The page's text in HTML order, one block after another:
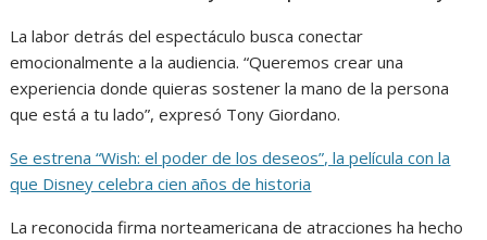
La labor detrás del espectáculo busca conectar
emocionalmente a la audiencia. “Queremos crear una
experiencia donde quieras sostener la mano de la persona
que está a tu lado”, expresó Tony Giordano.
Se estrena “Wish: el poder de los deseos”, la película con la
que Disney celebra cien años de historia
La reconocida firma norteamericana de atracciones ha hecho